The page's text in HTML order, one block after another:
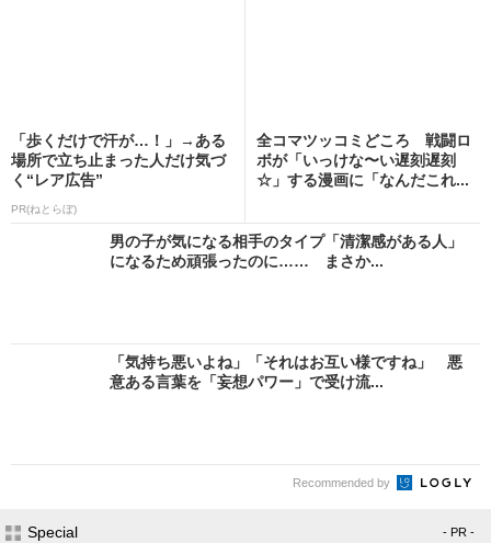
「歩くだけで汗が…！」→ある
場所で立ち止まった人だけ気づ
く“レア広告”
PR(ねとらぼ)
全コマツッコミどころ 戦闘ロ
ボが「いっけな〜い遅刻遅刻
☆」する漫画に「なんだこれ...
男の子が気になる相手のタイプ「清潔感がある人」
になるため頑張ったのに…… まさか...
「気持ち悪いよね」「それはお互い様ですね」 悪
意ある言葉を「妄想パワー」で受け流...
Recommended by
Special - PR -